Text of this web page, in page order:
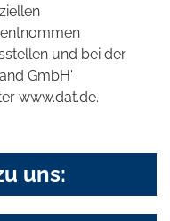
und bei der
GmbH'
www.dat.de.
uns: